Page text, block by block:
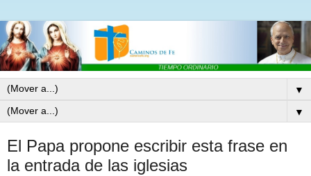
▼
▼
El Papa propone escribir esta frase en
la entrada de las iglesias